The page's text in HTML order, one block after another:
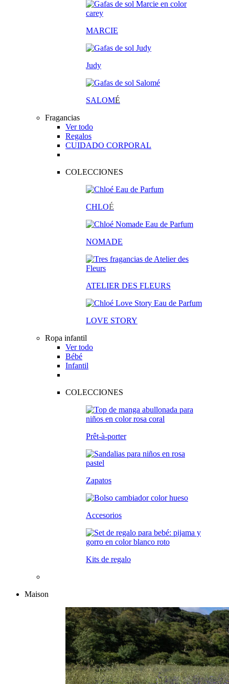
MARCIE
Judy
SALOMÉ
Fragancias
Ver todo
Regalos
CUIDADO CORPORAL
COLECCIONES
CHLOÉ
NOMADE
ATELIER DES FLEURS
LOVE STORY
Ropa infantil
Ver todo
Bébé
Infantil
COLECCIONES
Prêt-à-porter
Zapatos
Accesorios
Kits de regalo
Maison